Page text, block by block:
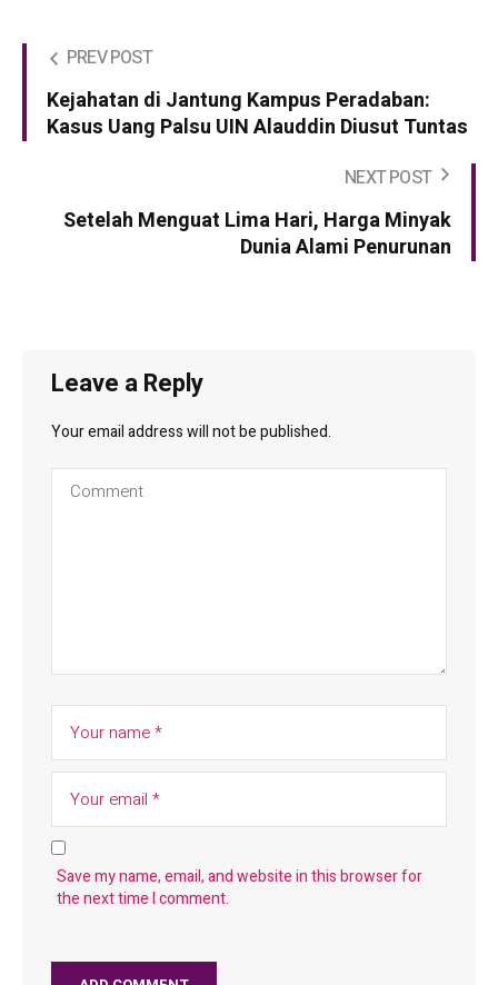
PREV POST
Kejahatan di Jantung Kampus Peradaban:
Kasus Uang Palsu UIN Alauddin Diusut Tuntas
NEXT POST
Setelah Menguat Lima Hari, Harga Minyak
Dunia Alami Penurunan
Leave a Reply
Your email address will not be published.
Save my name, email, and website in this browser for
the next time I comment.